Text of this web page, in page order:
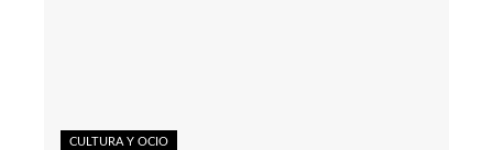
CULTURA Y OCIO